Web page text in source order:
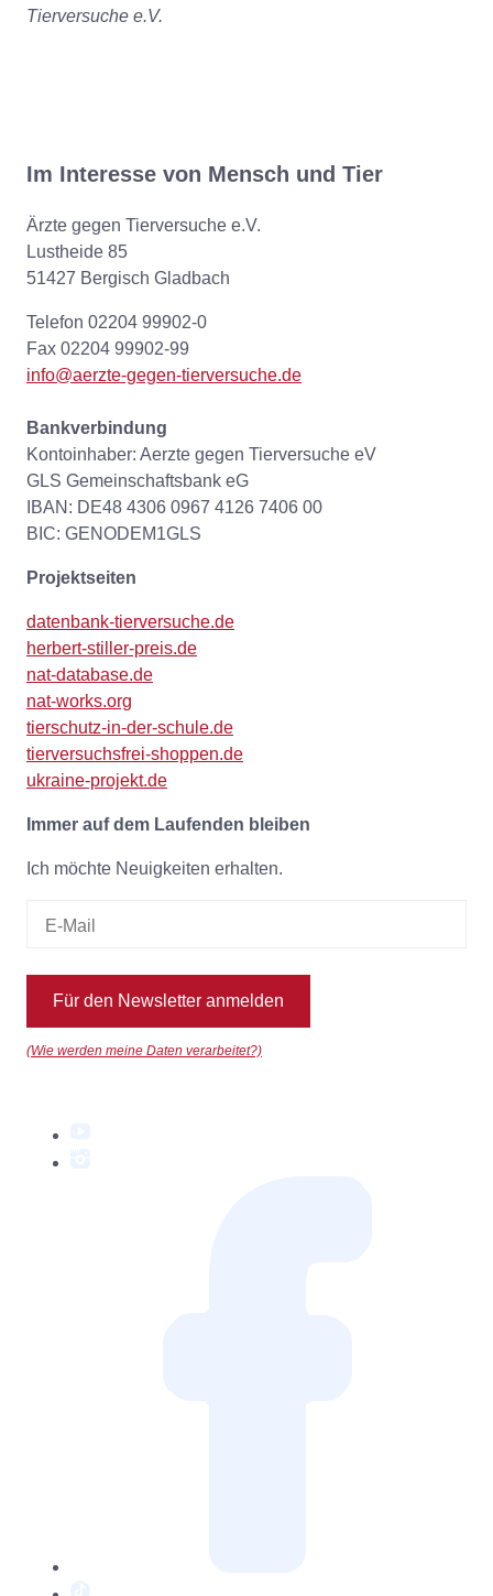
Tierversuche e.V.
Im Interesse von Mensch und Tier
Ärzte gegen Tierversuche e.V.
Lustheide 85
51427 Bergisch Gladbach
Telefon 02204 99902-0
Fax 02204 99902-99
info@aerzte-gegen-tierversuche.de
Bankverbindung
Kontoinhaber: Aerzte gegen Tierversuche eV
GLS Gemeinschaftsbank eG
IBAN: DE48 4306 0967 4126 7406 00
BIC: GENODEM1GLS
Projektseiten
datenbank-tierversuche.de
herbert-stiller-preis.de
nat-database.de
nat-works.org
tierschutz-in-der-schule.de
tierversuchsfrei-shoppen.de
ukraine-projekt.de
Immer auf dem Laufenden bleiben
Ich möchte Neuigkeiten erhalten.
Für den Newsletter anmelden
(Wie werden meine Daten verarbeitet?)